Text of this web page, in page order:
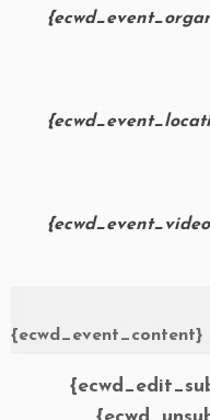
{ecwd_event_content}